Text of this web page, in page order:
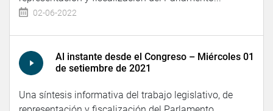
02-06-2022
Al instante desde el Congreso – Miércoles 01
de setiembre de 2021
Una síntesis informativa del trabajo legislativo, de